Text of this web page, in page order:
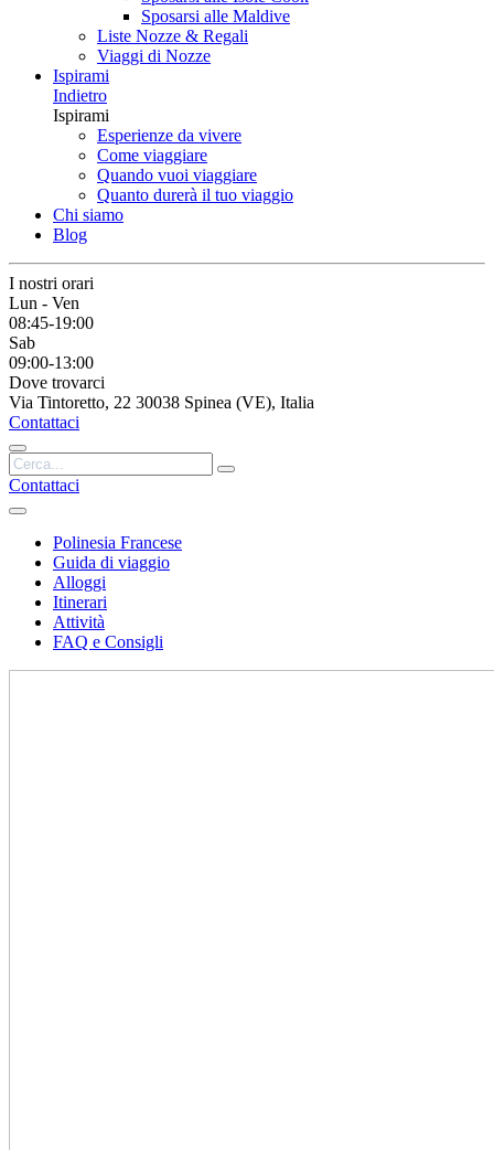
Sposarsi alle Maldive
Liste Nozze & Regali
Viaggi di Nozze
Ispirami
Indietro
Ispirami
Esperienze da vivere
Come viaggiare
Quando vuoi viaggiare
Quanto durerà il tuo viaggio
Chi siamo
Blog
I nostri orari
Lun - Ven
08:45-19:00
Sab
09:00-13:00
Dove trovarci
Via Tintoretto, 22 30038 Spinea (VE), Italia
Contattaci
Contattaci
Polinesia Francese
Guida di viaggio
Alloggi
Itinerari
Attività
FAQ e Consigli